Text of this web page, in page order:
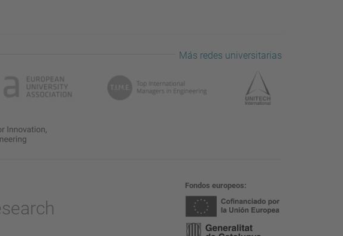
Más redes universitarias
Fondos europeos